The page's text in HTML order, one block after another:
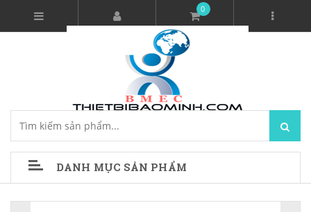
0
DANH MỤC SẢN PHẨM